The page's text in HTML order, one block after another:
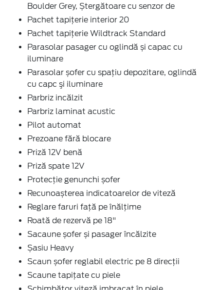
Boulder Grey, Ștergătoare cu senzor de
Pachet tapițerie interior 20
Pachet tapițerie Wildtrack Standard
Parasolar pasager cu oglindă și capac cu
iluminare
Parasolar șofer cu spațiu depozitare, oglindă
cu capc şi iluminare
Parbriz incălzit
Parbriz laminat acustic
Pilot automat
Prezoane fără blocare
Priză 12V benă
Priză spate 12V
Protecție genunchi șofer
Recunoașterea indicatoarelor de viteză
Reglare faruri față pe înălțime
Roată de rezervă pe 18"
Sacaune șofer și pasager încălzite
Șasiu Heavy
Scaun șofer reglabil electric pe 8 direcţii
Scaune tapițate cu piele